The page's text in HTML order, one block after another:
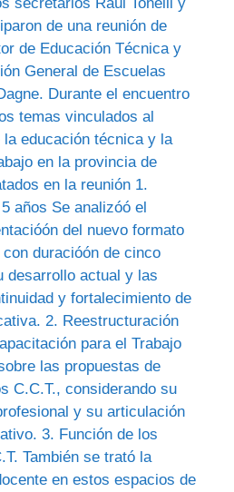
de una reunión de
de Educación Técnica y
General de Escuelas
Durante el encuentro
temas vinculados al
educación técnica y la
en la provincia de
en la reunión 1.
años Se analizóó el
del nuevo formato
duracióón de cinco
desarrollo actual y las
y fortalecimiento de
2. Reestructuración
para el Trabajo
las propuestas de
C.C.T., considerando su
y su articulación
3. Función de los
También se trató la
en estos espacios de